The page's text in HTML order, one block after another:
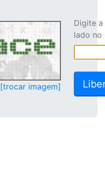
[trocar imagem]
Digite
lado no